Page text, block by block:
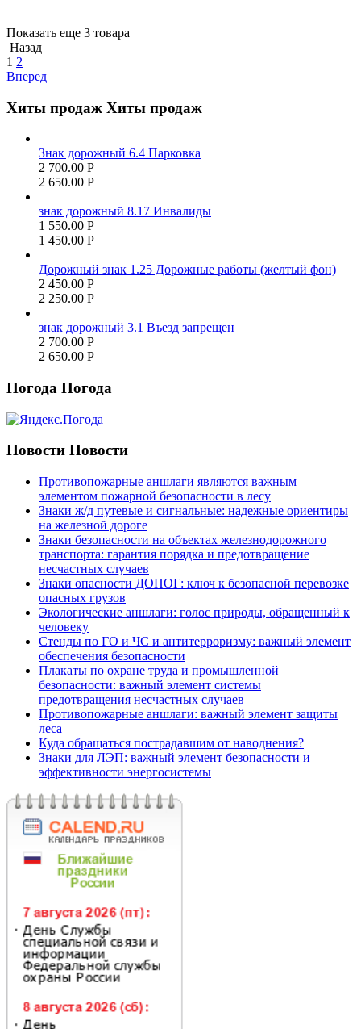
Показать еще 3 товара
Назад
1 2
Вперед
Хиты продаж Хиты продаж
Знак дорожный 6.4 Парковка
2 700.00 Р
2 650.00 Р
знак дорожный 8.17 Инвалиды
1 550.00 Р
1 450.00 Р
Дорожный знак 1.25 Дорожные работы (желтый фон)
2 450.00 Р
2 250.00 Р
знак дорожный 3.1 Въезд запрещен
2 700.00 Р
2 650.00 Р
Погода Погода
Новости Новости
Противопожарные аншлаги являются важным
элементом пожарной безопасности в лесу
Знаки ж/д путевые и сигнальные: надежные ориентиры
на железной дороге
Знаки безопасности на объектах железнодорожного
транспорта: гарантия порядка и предотвращение
несчастных случаев
Знаки опасности ДОПОГ: ключ к безопасной перевозке
опасных грузов
Экологические аншлаги: голос природы, обращенный к
человеку
Стенды по ГО и ЧС и антитерроризму: важный элемент
обеспечения безопасности
Плакаты по охране труда и промышленной
безопасности: важный элемент системы
предотвращения несчастных случаев
Противопожарные аншлаги: важный элемент защиты
леса
Куда обращаться пострадавшим от наводнения?
Знаки для ЛЭП: важный элемент безопасности и
эффективности энергосистемы